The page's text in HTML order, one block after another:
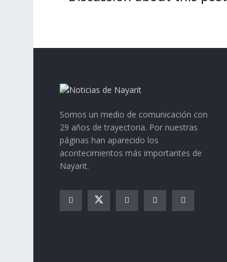
Somos un medio de comunicación con
29 años de trayectoria. Por nuestras
páginas han aparecido los
acontecimientos más importantes de
Nayarit.